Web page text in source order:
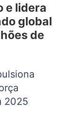
e lidera
global
de
2025